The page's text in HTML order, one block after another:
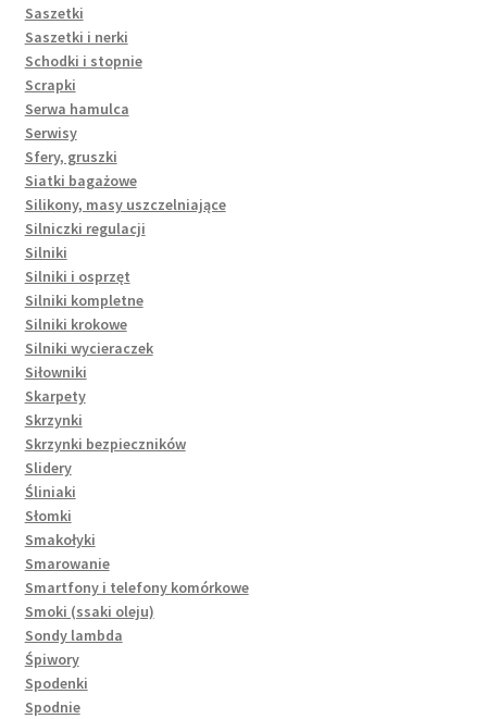
Saszetki
Saszetki i nerki
Schodki i stopnie
Scrapki
Serwa hamulca
Serwisy
Sfery, gruszki
Siatki bagażowe
Silikony, masy uszczelniające
Silniczki regulacji
Silniki
Silniki i osprzęt
Silniki kompletne
Silniki krokowe
Silniki wycieraczek
Siłowniki
Skarpety
Skrzynki
Skrzynki bezpieczników
Slidery
Śliniaki
Słomki
Smakołyki
Smarowanie
Smartfony i telefony komórkowe
Smoki (ssaki oleju)
Sondy lambda
Śpiwory
Spodenki
Spodnie